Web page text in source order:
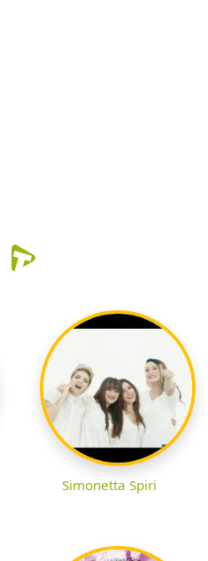
Simonetta Spiri